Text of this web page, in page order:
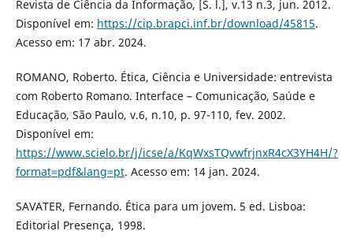
Revista de Ciência da Informação, [S. l.], v.13 n.3, jun. 2012.
Disponível em: https://cip.brapci.inf.br/download/45815.
Acesso em: 17 abr. 2024.
ROMANO, Roberto. Ética, Ciência e Universidade: entrevista
com Roberto Romano. Interface – Comunicação, Saúde e
Educação, São Paulo, v.6, n.10, p. 97-110, fev. 2002.
Disponível em:
https://www.scielo.br/j/icse/a/KqWxsTQvwfrjnxR4cX3YH4H/?
format=pdf&lang=pt. Acesso em: 14 jan. 2024.
SAVATER, Fernando. Ética para um jovem. 5 ed. Lisboa:
Editorial Presença, 1998.